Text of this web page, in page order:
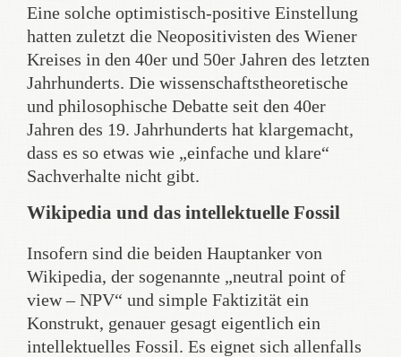
Eine solche optimistisch-positive Einstellung
hatten zuletzt die Neopositivisten des Wiener
Kreises in den 40er und 50er Jahren des letzten
Jahrhunderts. Die wissenschaftstheoretische
und philosophische Debatte seit den 40er
Jahren des 19. Jahrhunderts hat klargemacht,
dass es so etwas wie „einfache und klare“
Sachverhalte nicht gibt.
Wikipedia und das intellektuelle Fossil
Insofern sind die beiden Hauptanker von
Wikipedia, der sogenannte „neutral point of
view – NPV“ und simple Faktizität ein
Konstrukt, genauer gesagt eigentlich ein
intellektuelles Fossil. Es eignet sich allenfalls